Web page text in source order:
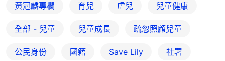
黃冠麟專欄 育兒 虐兒 兒童健康
全部 - 兒童 兒童成長 疏忽照顧兒童
公民身份 國籍 Save Lily 社署